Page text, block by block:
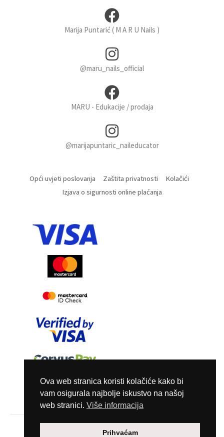
Marija Puntarić ( M A R U Nails )
@maru_nails_official
MARU - Edukacije / prodaja
@marijapuntaric_naileducator
Opći uvjeti poslovanja Zaštita privatnosti
Kolačići
Izjava o sigurnosti online plaćanja
Copyright © 2026 Marunails - dizajn & hosting by
Ova web stranica koristi kolačiće kako bi
vam osigurala najbolje iskustvo na našoj
web stranici. Više informacija
Prihvaćam